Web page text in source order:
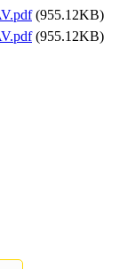
(955.12KB)
(955.12KB)